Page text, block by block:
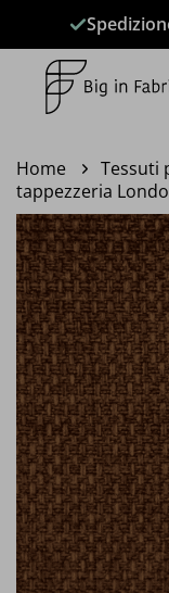
contenuti
Home Tessuti
tappezzeria